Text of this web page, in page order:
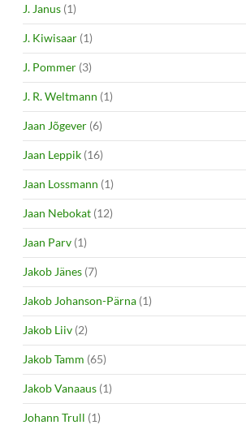
J. Janus (1)
J. Kiwisaar (1)
J. Pommer (3)
J. R. Weltmann (1)
Jaan Jõgever (6)
Jaan Leppik (16)
Jaan Lossmann (1)
Jaan Nebokat (12)
Jaan Parv (1)
Jakob Jänes (7)
Jakob Johanson-Pärna (1)
Jakob Liiv (2)
Jakob Tamm (65)
Jakob Vanaaus (1)
Johann Trull (1)